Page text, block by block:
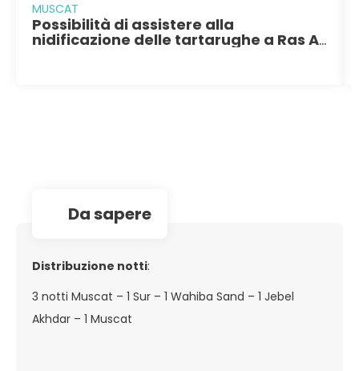
MUSCAT
Possibilità di assistere alla
nidificazione delle tartarughe a Ras Al
da sapere
Distribuzione notti:
3 notti Muscat – 1 Sur – 1 Wahiba Sand – 1 Jebel
Akhdar – 1 Muscat